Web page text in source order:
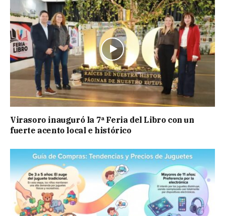
Virasoro inauguró la 7ª Feria del Libro con un
fuerte acento local e histórico